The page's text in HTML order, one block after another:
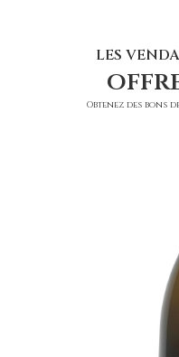
LES
Obtenez des bons